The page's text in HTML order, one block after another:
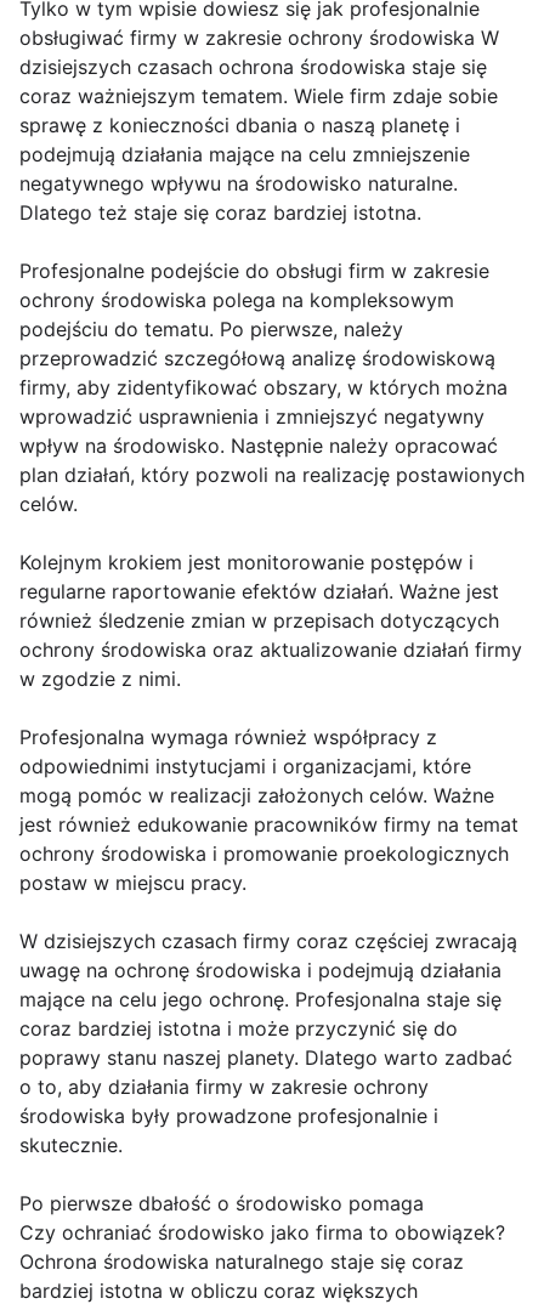
Tylko w tym wpisie dowiesz się jak profesjonalnie
obsługiwać firmy w zakresie ochrony środowiska W
dzisiejszych czasach ochrona środowiska staje się
coraz ważniejszym tematem. Wiele firm zdaje sobie
sprawę z konieczności dbania o naszą planetę i
podejmują działania mające na celu zmniejszenie
negatywnego wpływu na środowisko naturalne.
Dlatego też staje się coraz bardziej istotna.
Profesjonalne podejście do obsługi firm w zakresie
ochrony środowiska polega na kompleksowym
podejściu do tematu. Po pierwsze, należy
przeprowadzić szczegółową analizę środowiskową
firmy, aby zidentyfikować obszary, w których można
wprowadzić usprawnienia i zmniejszyć negatywny
wpływ na środowisko. Następnie należy opracować
plan działań, który pozwoli na realizację postawionych
celów.
Kolejnym krokiem jest monitorowanie postępów i
regularne raportowanie efektów działań. Ważne jest
również śledzenie zmian w przepisach dotyczących
ochrony środowiska oraz aktualizowanie działań firmy
w zgodzie z nimi.
Profesjonalna wymaga również współpracy z
odpowiednimi instytucjami i organizacjami, które
mogą pomóc w realizacji założonych celów. Ważne
jest również edukowanie pracowników firmy na temat
ochrony środowiska i promowanie proekologicznych
postaw w miejscu pracy.
W dzisiejszych czasach firmy coraz częściej zwracają
uwagę na ochronę środowiska i podejmują działania
mające na celu jego ochronę. Profesjonalna staje się
coraz bardziej istotna i może przyczynić się do
poprawy stanu naszej planety. Dlatego warto zadbać
o to, aby działania firmy w zakresie ochrony
środowiska były prowadzone profesjonalnie i
skutecznie.
Po pierwsze dbałość o środowisko pomaga
Czy ochraniać środowisko jako firma to obowiązek?
Ochrona środowiska naturalnego staje się coraz
bardziej istotna w obliczu coraz większych